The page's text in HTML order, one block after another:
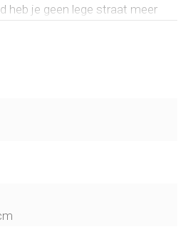
heb je geen lege straat meer
jij wil en je gaat spelen. In de
ondergrond nodig om de
kunststof. De